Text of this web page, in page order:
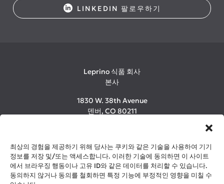
최상의 경험을 제공하기 위해 당사는 쿠키와 같은 기술을 사용하여 기기
정보를 저장 및/또는 액세스합니다. 이러한 기술에 동의하면 이 사이트
에서 브라우징 행동이나 고유 ID와 같은 데이터를 처리할 수 있습니다.
동의하지 않거나 동의를 철회하면 특정 기능에 부정적인 영향을 미칠 수
LINKEDIN 팔로우하기
Leprino 식품 회사
본사
1830 W. 38th Avenue
덴버, CO 80211
©2026 Leprino Foods Company. All Rights Reserved.